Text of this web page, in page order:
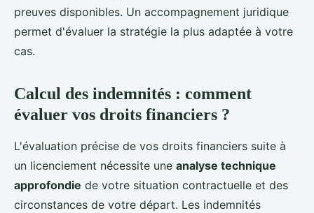
preuves disponibles. Un accompagnement juridique
permet d'évaluer la stratégie la plus adaptée à votre
cas.
Calcul des indemnités : comment
évaluer vos droits financiers ?
L'évaluation précise de vos droits financiers suite à
un licenciement nécessite une analyse technique
approfondie de votre situation contractuelle et des
circonstances de votre départ. Les indemnités